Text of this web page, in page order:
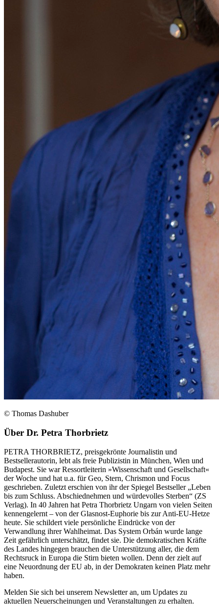
© Thomas Dashuber
Über Dr. Petra Thorbrietz
PETRA THORBRIETZ, preisgekrönte Journalistin und
Bestsellerautorin, lebt als freie Publizistin in München, Wien und
Budapest. Sie war Ressortleiterin »Wissenschaft und Gesellschaft«
der Woche und hat u.a. für Geo, Stern, Chrismon und Focus
geschrieben. Zuletzt erschien von ihr der Spiegel Bestseller „Leben
bis zum Schluss. Abschiednehmen und würdevolles Sterben“ (ZS
Verlag). In 40 Jahren hat Petra Thorbrietz Ungarn von vielen Seiten
kennengelernt – von der Glasnost-Euphorie bis zur Anti-EU-Hetze
heute. Sie schildert viele persönliche Eindrücke von der
Verwandlung ihrer Wahlheimat. Das System Orbán wurde lange
Zeit gefährlich unterschätzt, findet sie. Die demokratischen Kräfte
des Landes hingegen brauchen die Unterstützung aller, die dem
Rechtsruck in Europa die Stirn bieten wollen. Denn der zielt auf
eine Neuordnung der EU ab, in der Demokraten keinen Platz mehr
haben.
Melden Sie sich bei unserem Newsletter an, um Updates zu
aktuellen Neuerscheinungen und Veranstaltungen zu erhalten.